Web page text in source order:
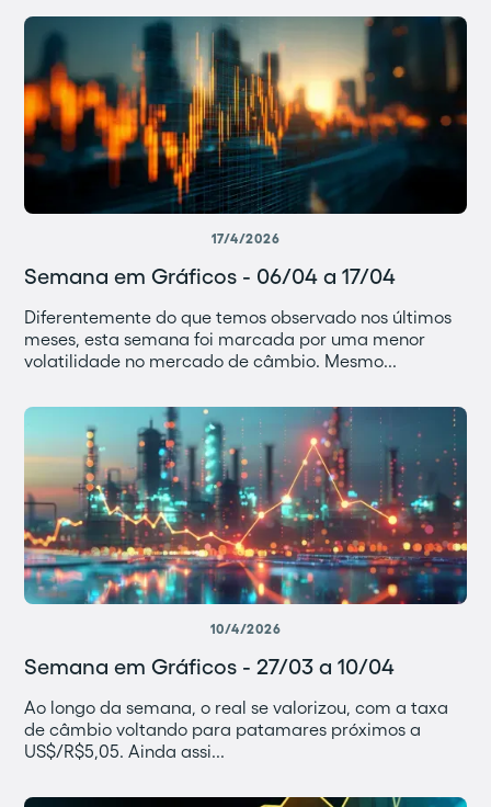
17/4/2026
Semana em Gráficos - 06/04 a 17/04
Diferentemente do que temos observado nos últimos
meses, esta semana foi marcada por uma menor
volatilidade no mercado de câmbio. Mesmo...
10/4/2026
Semana em Gráficos - 27/03 a 10/04
Ao longo da semana, o real se valorizou, com a taxa
de câmbio voltando para patamares próximos a
US$/R$5,05. Ainda assi...